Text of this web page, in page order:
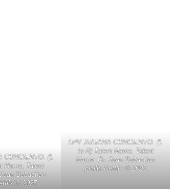
CONCIERTO. (L
Name, Talent
Sebastian
©️ 2025
LPV JULIANA CONCIERTO. (L
to R) Talent Name, Talent
Name. Cr. Juan Sebastian
pinilla Netflix ©️ 2025